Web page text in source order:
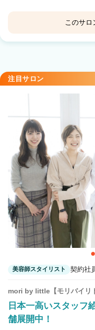
このサロ
Familia by little 平塚
注目サロン
美容師スタイリスト 契約社
mori by little【モリバイリ
日本一高いスタッフ
舗展開中！